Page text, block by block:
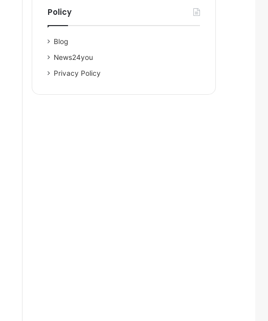
Policy
Blog
News24you
Privacy Policy